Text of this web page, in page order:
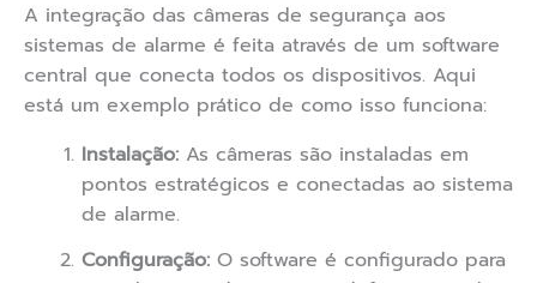
A integração das câmeras de segurança aos
sistemas de alarme é feita através de um software
central que conecta todos os dispositivos. Aqui
está um exemplo prático de como isso funciona:
Instalação: As câmeras são instaladas em
pontos estratégicos e conectadas ao sistema
de alarme.
Configuração: O software é configurado para